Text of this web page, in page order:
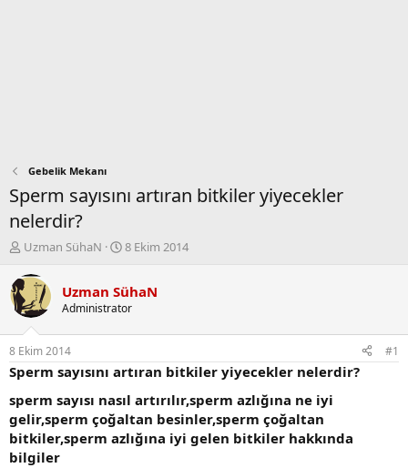
Gebelik Mekanı
Sperm sayısını artıran bitkiler yiyecekler
nelerdir?
K
n
b
u
y
u
b
a
l
a
t
a
Uzman SühaN
B
l
a
ı
ç
t
a
r
i
8 Ekim 2014
Uzman SühaN
Administrator
8 Ekim 2014 #1
Sperm sayısını artıran bitkiler yiyecekler nelerdir?
sperm sayısı nasıl artırılır,sperm azlığına ne iyi
gelir,sperm çoğaltan besinler,sperm çoğaltan
bitkiler,sperm azlığına iyi gelen bitkiler hakkında
bilgiler